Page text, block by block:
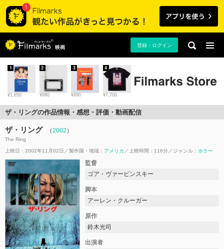
映画 登録・ログイン
¥1,650
1
¥990
2
¥990
3
¥7,700
4
ザ・リングの作品情報・感想・評価・動画配信
ザ・リング （2002 ）
The Ring
上映日：2002年11月02日 製作国・地域： アメリカ 上映時間：116分 ジャンル： ホラー
監督
ゴア・ヴァービンスキー
脚本
アーレン・クルーガー
原作
鈴木光司
出演者